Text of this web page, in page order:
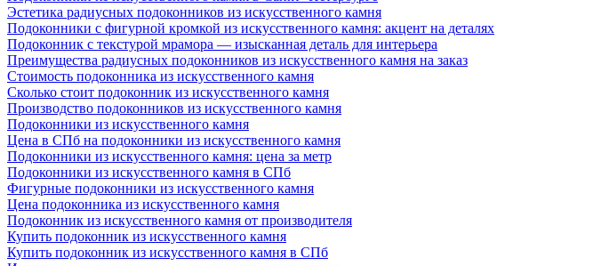
Эстетика радиусных подоконников из искусственного камня
Подоконники с фигурной кромкой из искусственного камня: акцент на деталях
Подоконник с текстурой мрамора — изысканная деталь для интерьера
Преимущества радиусных подоконников из искусственного камня на заказ
Стоимость подоконника из искусственного камня
Сколько стоит подоконник из искусственного камня
Производство подоконников из искусственного камня
Подоконники из искусственного камня
Цена в СПб на подоконники из искусственного камня
Подоконники из искусственного камня: цена за метр
Подоконники из искусственного камня в СПб
Фигурные подоконники из искусственного камня
Цена подоконника из искусственного камня
Подоконник из искусственного камня от производителя
Купить подоконник из искусственного камня
Купить подоконник из искусственного камня в СПб